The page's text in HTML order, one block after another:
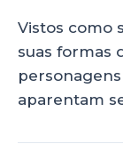
Vistos como
suas formas
aparentam